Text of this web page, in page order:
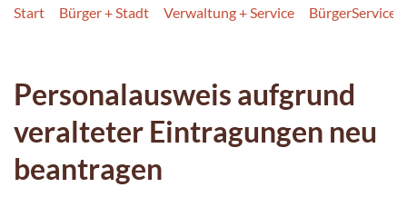
Start Bürger + Stadt Verwaltung + Service BürgerService
Personalausweis aufgrund
veralteter Eintragungen neu
beantragen